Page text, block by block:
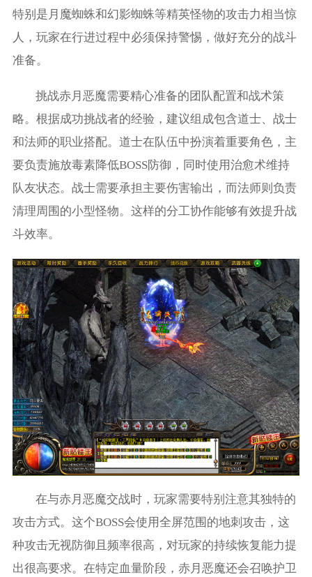
特别是月魔蜘蛛和幻影蜘蛛等精英怪物的攻击力相当惊
人，玩家在行进过程中必须保持警惕，做好充分的战斗
准备。
挑战赤月恶魔需要精心准备的团队配置和战术策
略。根据成功挑战者的经验，建议组成包含道士、战士
和法师的职业搭配。道士在队伍中扮演着重要角色，主
要负责施放毒素降低BOSS防御，同时使用治愈术维持
队友状态。战士需要承担主要伤害输出，而法师则负责
清理周围的小型怪物。这样的分工协作能够有效提升战
斗效率。
在与赤月恶魔交战时，玩家需要特别注意其独特的
攻击方式。这个BOSS会使用全屏范围的地刺攻击，这
种攻击无视防御且频率很高，对玩家的持续恢复能力提
出很高要求。在特定血量阶段，赤月恶魔还会召唤护卫